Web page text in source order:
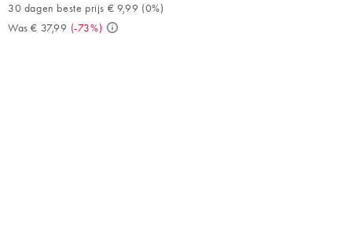
30 dagen beste prijs € 9,99 (0%)
Was € 37,99 (-73%)